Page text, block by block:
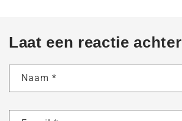
Laat een reactie achter
Naam *